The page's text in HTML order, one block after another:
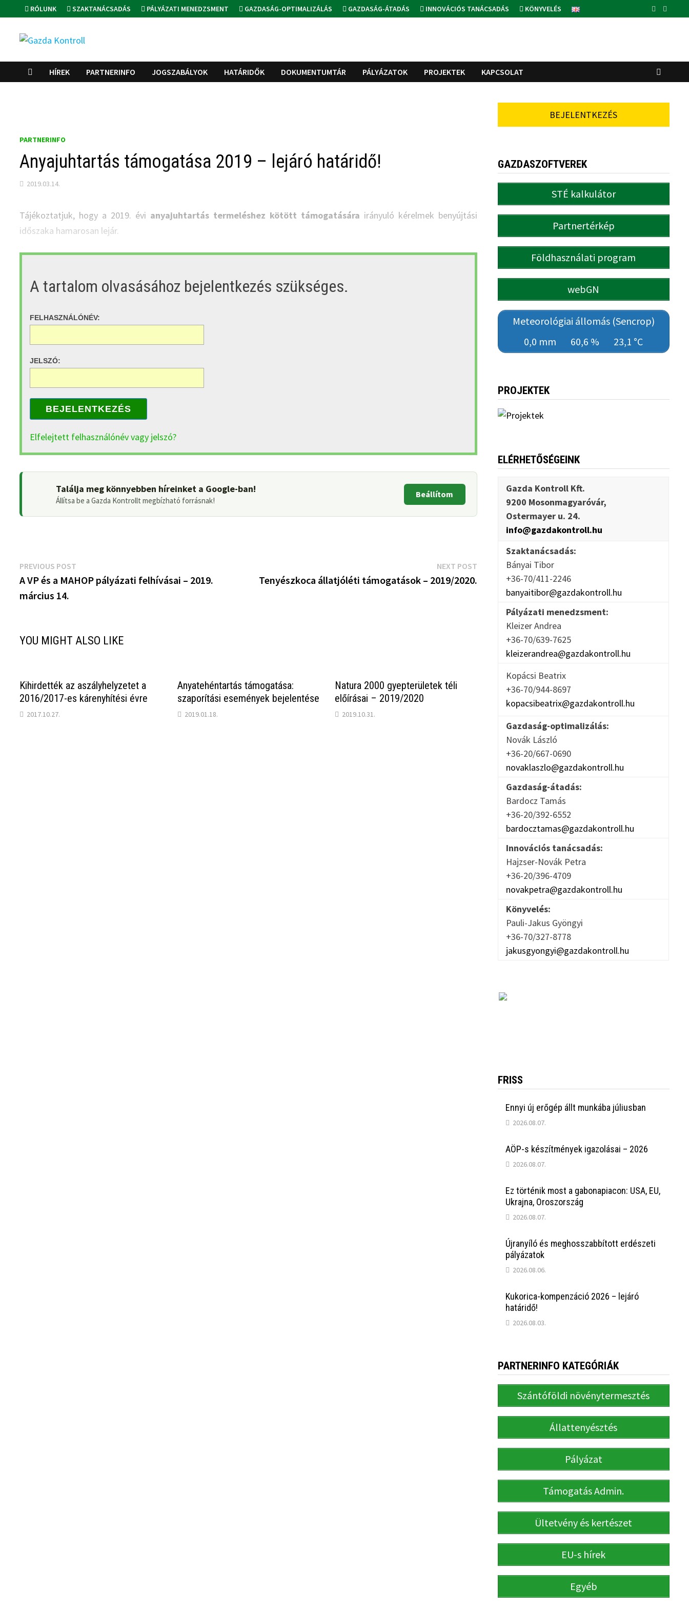
to
content
RÓLUNK SZAKTANÁCSADÁS PÁLYÁZATI MENEDZSMENT GAZDASÁG-OPTIMALIZÁLÁS GAZDASÁG-ÁTADÁS INNOVÁCIÓS TANÁCSADÁS KÖNYVELÉS
HÍREK PARTNERINFO JOGSZABÁLYOK HATÁRIDŐK DOKUMENTUMTÁR PÁLYÁZATOK PROJEKTEK KAPCSOLAT
PARTNERINFO
Anyajuhtartás támogatása 2019 – lejáró határidő!
2019.03.14.
Tájékoztatjuk, hogy a 2019. évi anyajuhtartás termeléshez kötött támogatására irányuló kérelmek benyújtási
időszaka hamarosan lejár.
A tartalom olvasásához bejelentkezés szükséges.
FELHASZNÁLÓNÉV:
JELSZÓ:
BEJELENTKEZÉS
Elfelejtett felhasználónév vagy jelszó?
Találja meg könnyebben híreinket a Google-ban!
Állítsa be a Gazda Kontrollt megbízható forrásnak!
Beállítom
Bejegyzés
navigáció
PREVIOUS POST
post:
A VP és a MAHOP pályázati felhívásai – 2019.
március 14.
NEXT POSTNext
Tenyészkoca állatjóléti támogatások – 2019/2020.
YOU MIGHT ALSO LIKE
Kihirdették az aszályhelyzetet a
2016/2017-es kárenyhítési évre
2017.10.27.
Anyatehéntartás támogatása:
szaporítási események bejelentése
2019.01.18.
Natura 2000 gyepterületek téli
előírásai – 2019/2020
2019.10.31.
BEJELENTKEZÉS
GAZDASZOFTVEREK
STÉ kalkulátor
Partnertérkép
Földhasználati program
webGN
Meteorológiai állomás (Sencrop)
0,0 mm
60,6 % 23,1 °C
PROJEKTEK
ELÉRHETŐSÉGEINK
Gazda Kontroll Kft.
9200 Mosonmagyaróvár,
Ostermayer u. 24.
info@gazdakontroll.hu
Szaktanácsadás:
Bányai Tibor
+36-70/411-2246
banyaitibor@gazdakontroll.hu
Pályázati menedzsment:
Kleizer Andrea
+36-70/639-7625
kleizerandrea@gazdakontroll.hu
Kopácsi Beatrix
+36-70/944-8697
kopacsibeatrix@gazdakontroll.hu
Gazdaság-optimalizálás:
Novák László
+36-20/667-0690
novaklaszlo@gazdakontroll.hu
Gazdaság-átadás:
Bardocz Tamás
+36-20/392-6552
bardocztamas@gazdakontroll.hu
Innovációs tanácsadás:
Hajzser-Novák Petra
+36-20/396-4709
novakpetra@gazdakontroll.hu
Könyvelés:
Pauli-Jakus Gyöngyi
+36-70/327-8778
jakusgyongyi@gazdakontroll.hu
FRISS
Ennyi új erőgép állt munkába júliusban
2026.08.07.
AÖP-s készítmények igazolásai – 2026
2026.08.07.
Ez történik most a gabonapiacon: USA, EU,
Ukrajna, Oroszország
2026.08.07.
Újranyíló és meghosszabbított erdészeti
pályázatok
2026.08.06.
Kukorica-kompenzáció 2026 – lejáró
határidő!
2026.08.03.
PARTNERINFO KATEGÓRIÁK
Szántóföldi növénytermesztés
Állattenyésztés
Pályázat
Támogatás Admin.
Ültetvény és kertészet
EU-s hírek
Egyéb